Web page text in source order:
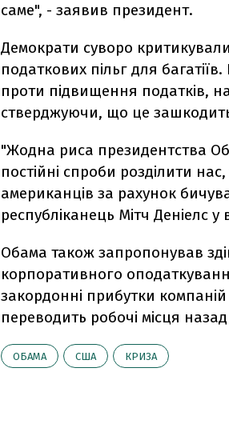
саме", - заявив президент.
Демократи суворо
податкових пільг для
проти підвищення податків,
стверджуючи, що це
"Жодна риса президентства
постійні спроби розділити
американців за рахунок
республіканець Мітч Деніелс
Обама також запропонував
корпоративного
закордонні прибутки
переводить робочі місця
ОБАМА США КРИЗА